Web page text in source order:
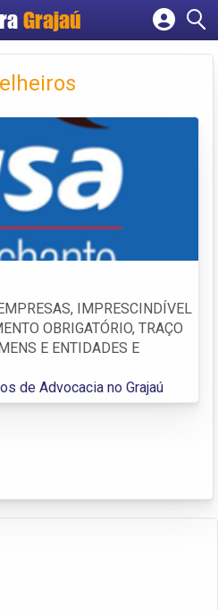
Grajaú
Cadastrar empresa
Criar conta
IMPRESCINDÍVEL
OBRIGATÓRIO, TRAÇO
E ENTIDADES E
de Advocacia no Grajaú